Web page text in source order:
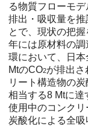
る物質フローモ
排出・吸収量を
とで、現状の把
年には原材料の
環において、日
MtのCO2が排出さ
リート構造物の
相当する8 Mtに
使用中のコンクリ
炭酸化による全